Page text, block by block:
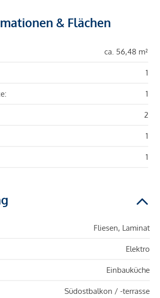
& Flächen
ca. 56,48 m²
1
1
2
1
1
Fliesen, Laminat
Elektro
Einbauküche
Südostbalkon / -terrasse